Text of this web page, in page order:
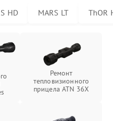
HD MARS LT ThOR HD
Ремонт
тепловизионного
прицела ATN 36X